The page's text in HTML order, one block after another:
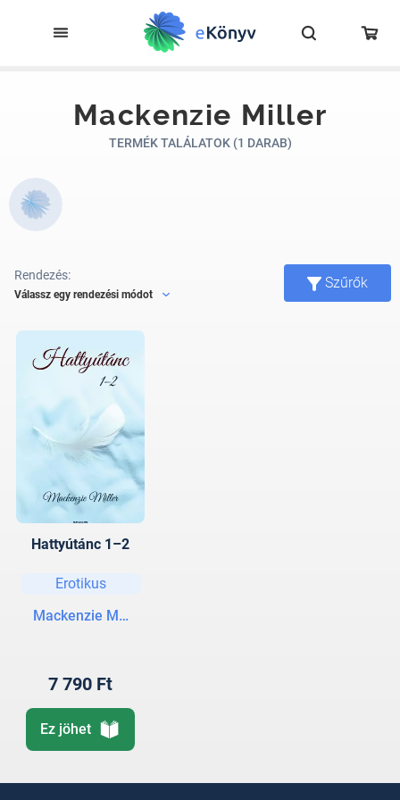
Mackenzie Miller
TERMÉK TALÁLATOK (1 DARAB)
Rendezés:
Válassz egy rendezési módot
Szűrők
Hattyútánc 1–2
Erotikus
Mackenzie Miller
7 790 Ft
Ez jöhet